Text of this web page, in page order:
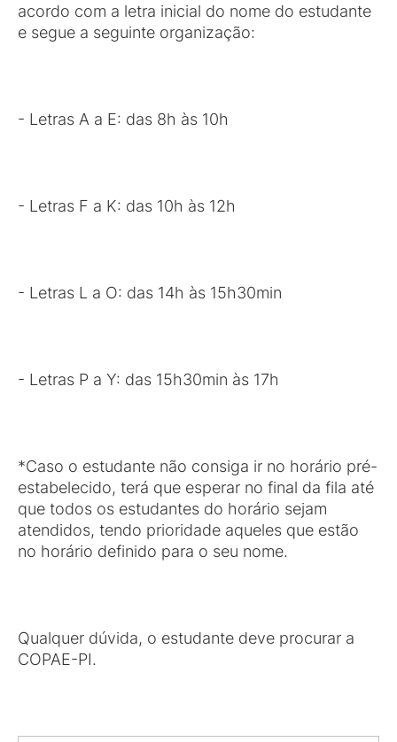
acordo com a letra inicial do nome do estudante
e segue a seguinte organização:
- Letras A a E: das 8h às 10h
- Letras F a K: das 10h às 12h
- Letras L a O: das 14h às 15h30min
- Letras P a Y: das 15h30min às 17h
*Caso o estudante não consiga ir no horário pré-
estabelecido, terá que esperar no final da fila até
que todos os estudantes do horário sejam
atendidos, tendo prioridade aqueles que estão
no horário definido para o seu nome.
Qualquer dúvida, o estudante deve procurar a
COPAE-PI.